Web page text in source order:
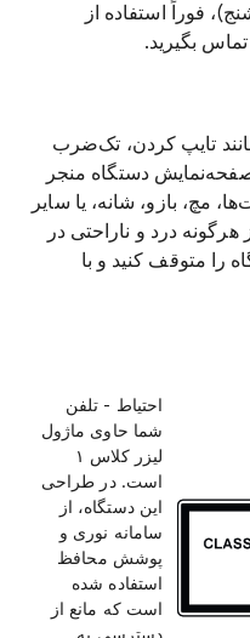
فوراً استفاده از
بگیرید.
تایپ کردن، تک‌ضرب
دستگاه منجر
مچ، بازو، شانه، یا سایر
درد و ناراحتی در
را متوقف کنید و با
احتیاط - تلفن
شما حاوی ماژول
لیزر کلاس ۱
است. در طراحی
این دستگاه، از
سامانه نوری و
پوشش محافظ
استفاده شده
است که مانع از